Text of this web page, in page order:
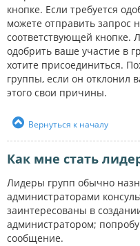
кнопке. Если требуется
можете отправить запрос
соответствующей кнопке.
одобрить ваше участие в
хотите присоединиться.
группы, если он отклонил
этого свои причины.
Вернуться к началу
Как мне стать
Лидеры групп обычно
администраторами
заинтересованы в
администратором;
сообщение.